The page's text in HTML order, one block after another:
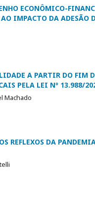
ECONÔMICO-
IMPACTO DA ADESÃO
A PARTIR DO FIM
PELA LEI Nº 13.988/
Machado
REFLEXOS DA